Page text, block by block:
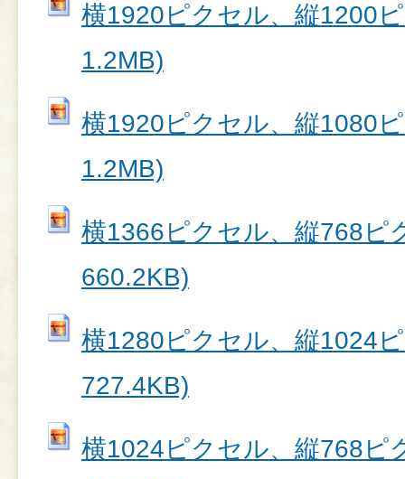
横1920ピクセル、縦1200
1.2MB)
横1920ピクセル、縦1080
1.2MB)
横1366ピクセル、縦768ピ
660.2KB)
横1280ピクセル、縦1024
727.4KB)
横1024ピクセル、縦768ピ